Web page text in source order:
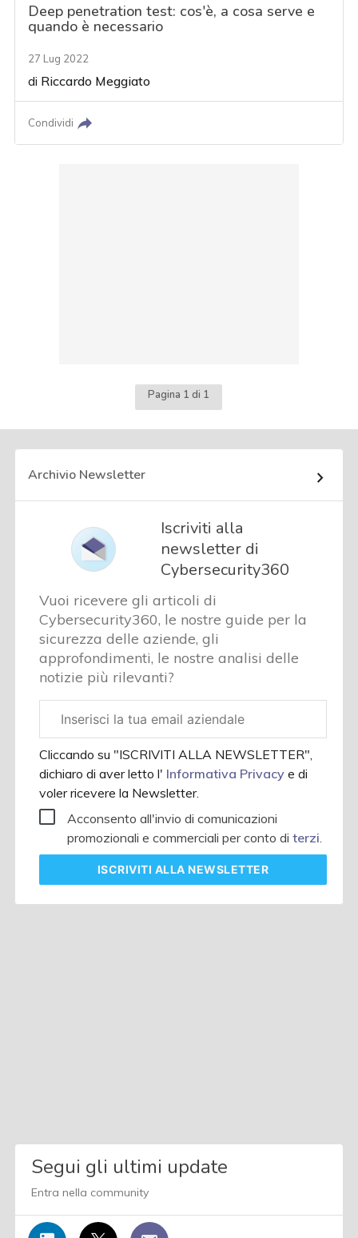
Deep penetration test: cos'è, a cosa serve e
quando è necessario
27 Lug 2022
di Riccardo Meggiato
Condividi
Pagina 1 di 1
Archivio Newsletter
Iscriviti alla
newsletter di
Cybersecurity360
Vuoi ricevere gli articoli di
Cybersecurity360, le nostre guide per la
sicurezza delle aziende, gli
approfondimenti, le nostre analisi delle
notizie più rilevanti?
aziendale
Cliccando su "ISCRIVITI ALLA NEWSLETTER",
dichiaro di aver letto l' Informativa Privacye di
voler ricevere la Newsletter.
Acconsento all'invio di comunicazioni
promozionali e commerciali per conto diterzi
ISCRIVITI ALLA NEWSLETTER
Segui gli ultimi update
Entra nella community